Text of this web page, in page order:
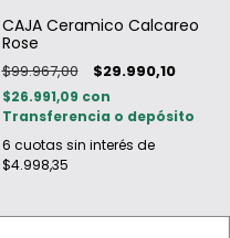
CAJA Ceramico Calcareo
Rose
$99.967,00 $29.990,10
$26.991,09 con
Transferencia o depósito
6 cuotas sin interés de
$4.998,35